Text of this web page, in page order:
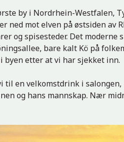
by i Nordrhein-Westfalen,
ned mot elven på østsiden av
og spisesteder. Det
bare kalt Kö på
byen etter at vi har sjekket inn.
til en velkomstdrink i
og hans mannskap. Nær